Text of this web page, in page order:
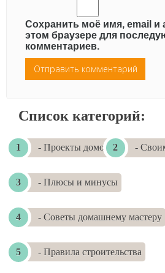
Сохранить моё имя, email и
этом браузере для
комментариев.
Список категорий:
- Проекты домов -
- Плюсы и минусы
- Советы домашнему мастеру
- Правила строительства